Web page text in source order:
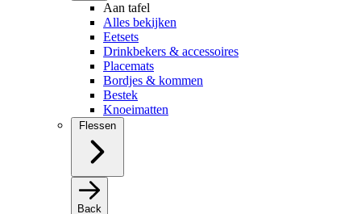
Aan tafel
Alles bekijken
Eetsets
Drinkbekers & accessoires
Placemats
Bordjes & kommen
Bestek
Knoeimatten
Flessen
Back